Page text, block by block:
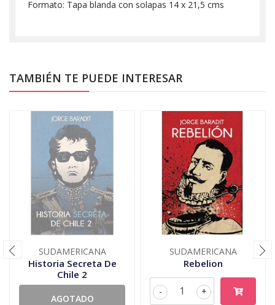
Formato: Tapa blanda con solapas 14 x 21,5 cms
TAMBIÉN TE PUEDE INTERESAR
SUDAMERICANA
Historia Secreta De
Chile 2
AGOTADO
SUDAMERICANA
Rebelion
+
-